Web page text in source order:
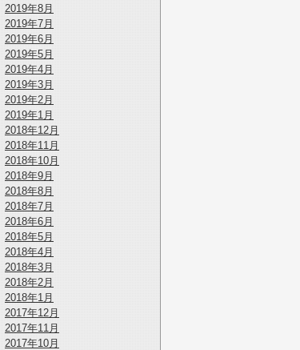
2019年8月
2019年7月
2019年6月
2019年5月
2019年4月
2019年3月
2019年2月
2019年1月
2018年12月
2018年11月
2018年10月
2018年9月
2018年8月
2018年7月
2018年6月
2018年5月
2018年4月
2018年3月
2018年2月
2018年1月
2017年12月
2017年11月
2017年10月